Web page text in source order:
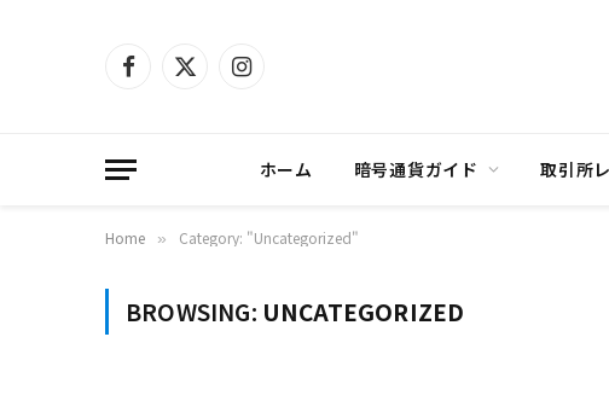
Facebook
X
Instagram
ホーム 暗号通貨ガイド 取引所
Home » Category: "Uncategorized"
BROWSING: UNCATEGORIZED